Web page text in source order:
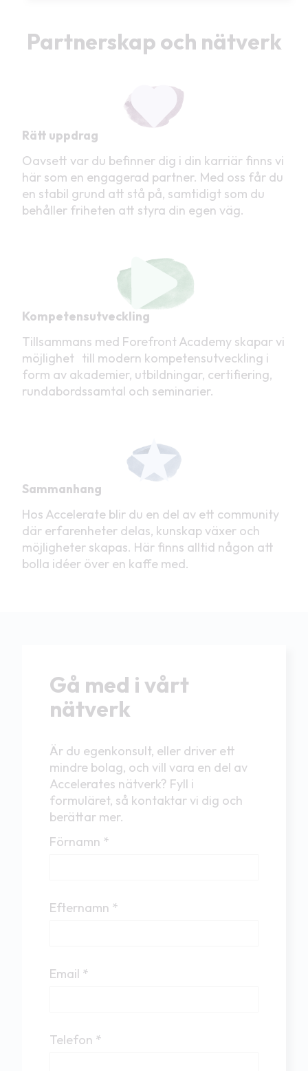
Partnerskap och nätverk
Rätt uppdrag
Oavsett var du befinner dig i din karriär finns vi
här som en engagerad partner. Med oss får du
en stabil grund att stå på, samtidigt som du
behåller friheten att styra din egen väg.
Kompetensutveckling
Tillsammans med Forefront Academy skapar vi
möjlighet till modern kompetensutveckling i
form av akademier, utbildningar, certifiering,
rundabordssamtal och seminarier.
Sammanhang
Hos Accelerate blir du en del av ett community
där erfarenheter delas, kunskap växer och
möjligheter skapas. Här finns alltid någon att
bolla idéer över en kaffe med.
Gå med i vårt
nätverk
Är du egenkonsult, eller driver ett
mindre bolag, och vill vara en del av
Accelerates nätverk? Fyll i
formuläret, så kontaktar vi dig och
berättar mer.
Förnamn *
Efternamn *
Email *
Telefon *